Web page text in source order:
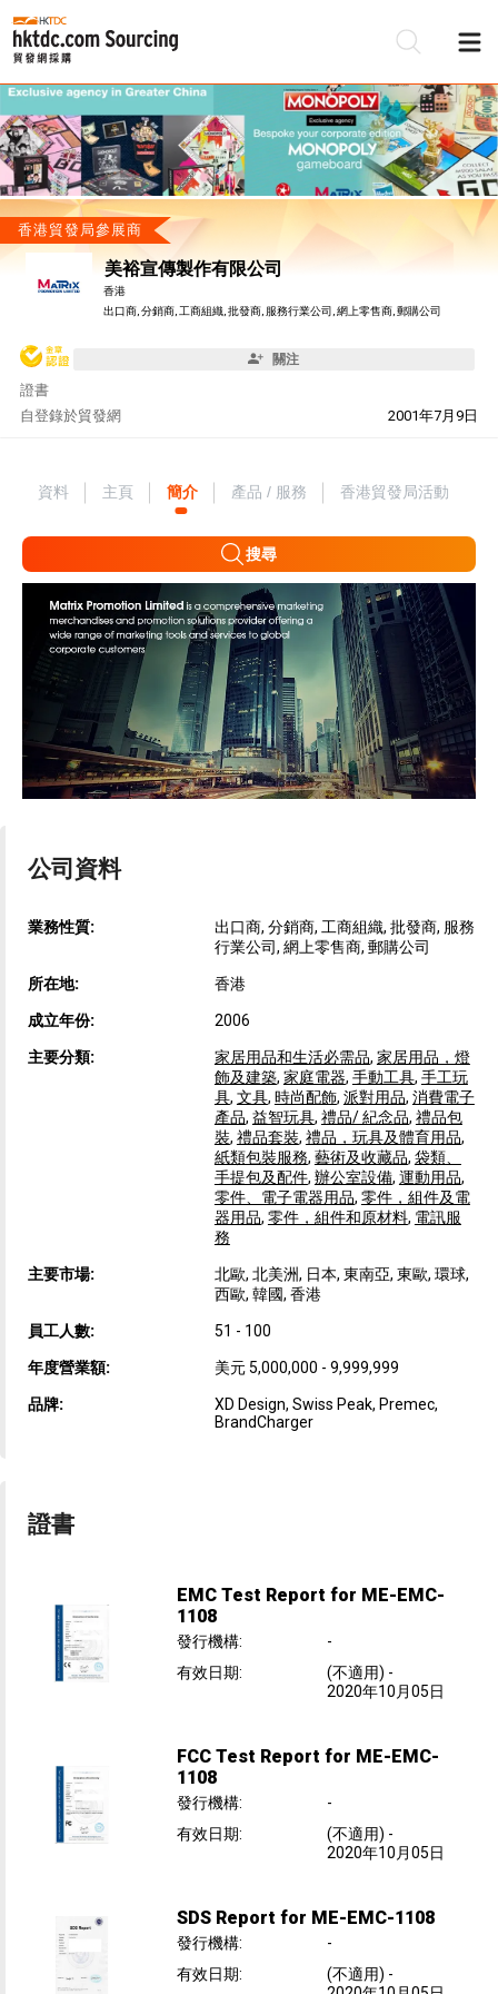
香港貿發局參展商
美裕宣傳製作有限公司
香港
出口商, 分銷商, 工商組織, 批發商, 服務行業公司, 網上零售商, 郵購公司
關注
證書
自
2001年7月9日
登錄於貿發網
資料 主頁 簡介 產品 / 服務 香港貿發局活動
搜尋
公司資料
業務性質:
出口商, 分銷商, 工商組織, 批發商, 服務
行業公司, 網上零售商, 郵購公司
所在地: 香港
成立年份: 2006
主要分類: 家居用品和生活必需品, 家居用品，燈
飾及建築, 家庭電器, 手動工具, 手工玩
具, 文具, 時尚配飾, 派對用品, 消費電子
產品, 益智玩具, 禮品/ 紀念品, 禮品包
裝, 禮品套裝, 禮品，玩具及體育用品,
紙類包裝服務, 藝術及收藏品, 袋類、
手提包及配件, 辦公室設備, 運動用品,
零件、電子電器用品, 零件，組件及電
器用品, 零件，組件和原材料, 電訊服
務
主要市場:
北歐, 北美洲, 日本, 東南亞, 東歐, 環球,
西歐, 韓國, 香港
員工人數: 51 - 100
年度營業額: 美元 5,000,000 - 9,999,999
品牌:
XD Design, Swiss Peak, Premec,
BrandCharger
證書
EMC Test Report for ME-EMC-
1108
發行機構:
-
有效日期: (不適用) -
2020年10月05日
FCC Test Report for ME-EMC-
1108
發行機構:
-
有效日期: (不適用) -
2020年10月05日
SDS Report for ME-EMC-1108
發行機構:
-
有效日期: (不適用) -